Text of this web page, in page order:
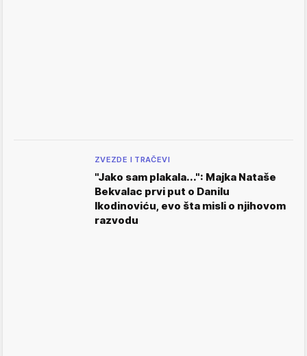
ZVEZDE I TRAČEVI
"Jako sam plakala...": Majka Nataše
Bekvalac prvi put o Danilu
Ikodinoviću, evo šta misli o njihovom
razvodu